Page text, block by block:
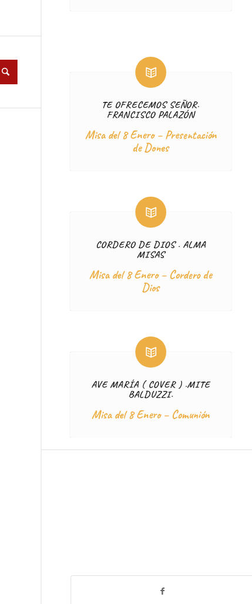
TE OFRECEMOS SEÑOR.
FRANCISCO PALAZÓN
Misa del 8 Enero – Presentación
de Dones
CORDERO DE DIOS . ALMA
MISAS
Misa del 8 Enero – Cordero de
Dios
AVE MARÍA ( COVER ) .MITE
BALDUZZI.
Misa del 8 Enero – Comunión